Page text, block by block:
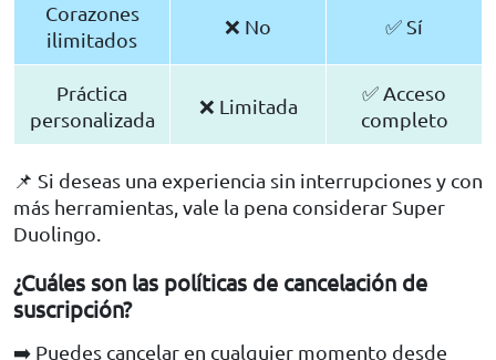
Corazones
ilimitados
❌ No ✅ Sí
Práctica
personalizada
❌ Limitada
✅ Acceso
completo
📌 Si deseas una experiencia sin interrupciones y con
más herramientas, vale la pena considerar Super
Duolingo.
¿Cuáles son las políticas de cancelación de
suscripción?
➡️ Puedes cancelar en cualquier momento desde